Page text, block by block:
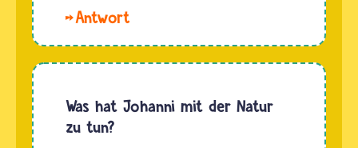
Die Natur
vielen
Religionen
Was hat Johanni mit der Natur
zu tun?